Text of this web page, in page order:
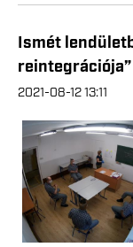
Ismét
reintegrációja”
2021-08-12 13:11